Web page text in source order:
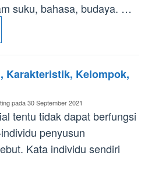
suku, bahasa, budaya. …
Karakteristik, Kelompok,
pada30 September 2021
tentu tidak dapat berfungsi
penyusun
Kata individu sendiri